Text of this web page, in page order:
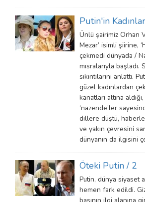
Putin'in
Ünlü şairimiz Orhan
Mezar’ isimli şiirine,
çekmedi dünyada /
mısralarıyla başladı.
sıkıntılarını anlattı.
güzel kadınlardan
kanatları altına
‘nazende’ler
dillere düştü,
ve yakın çevresini
dünyanın da ilgisini
Öteki Putin / 2
Putin, dünya siyaset
hemen fark edildi.
basının ilgi alanına